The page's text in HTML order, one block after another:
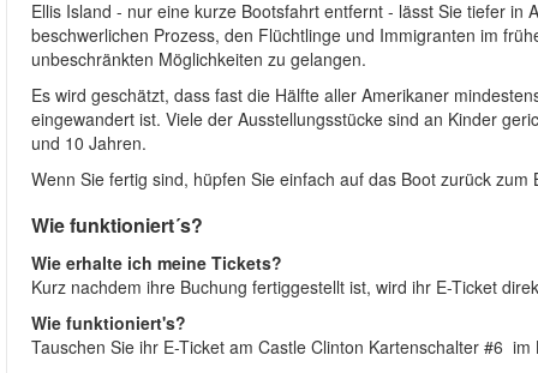
Ellis Island - nur eine kurze Bootsfahrt entfernt - lässt Sie tiefer
beschwerlichen Prozess, den Flüchtlinge und Immigranten im
unbeschränkten Möglichkeiten zu gelangen.
Es wird geschätzt, dass fast die Hälfte aller Amerikaner
eingewandert ist. Viele der Ausstellungsstücke sind an Kinder
und 10 Jahren.
Wenn Sie fertig sind, hüpfen Sie einfach auf das Boot zurück
Wie funktioniert´s?
Wie erhalte ich meine Tickets?
Kurz nachdem ihre Buchung fertiggestellt ist, wird ihr E-Ticket
Wie funktioniert's?
Tauschen Sie ihr E-Ticket am Castle Clinton Kartenschalter #6